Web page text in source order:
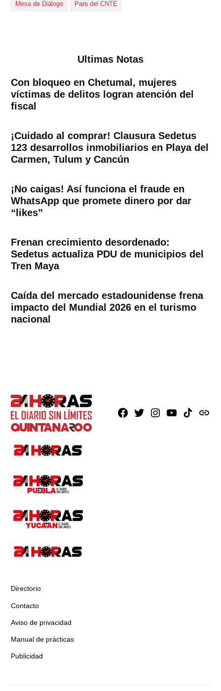
Mesa de Diálogo Paro del CNTE
Ultimas Notas
Con bloqueo en Chetumal, mujeres
víctimas de delitos logran atención del
fiscal
¡Cuidado al comprar! Clausura Sedetus
123 desarrollos inmobiliarios en Playa del
Carmen, Tulum y Cancún
¡No caigas! Así funciona el fraude en
WhatsApp que promete dinero por dar
“likes”
Frenan crecimiento desordenado:
Sedetus actualiza PDU de municipios del
Tren Maya
Caída del mercado estadounidense frena
impacto del Mundial 2026 en el turismo
nacional
Facebook
X Instagram
YoutubeTikTokissuu
Directorio
Contacto
Aviso de privacidad
Manual de prácticas
Publicidad